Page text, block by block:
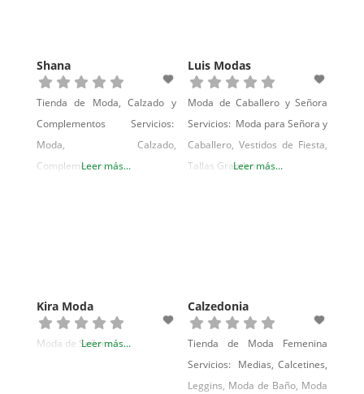
veces supone alquilar un traje
de etiqueta, por eso nos
volcamos en que ese proceso
Shana
Tienda de Moda, Calzado y
Complementos Servicios:
Moda, Calzado,
ComplementosLeer más...
Luis Modas
Moda de Caballero y Señora
Servicios: Moda para Señora y
Caballero, Vestidos de Fiesta,
Tallas GrandesLeer más...
Kira Moda
Moda de Señora
Leer más...
Calzedonia
Tienda de Moda Femenina
Servicios: Medias, Calcetines,
Leggins, Moda de Baño, Moda